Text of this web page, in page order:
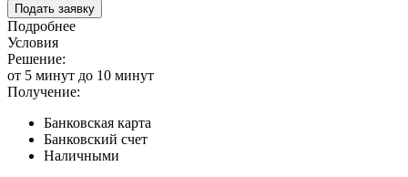
Подать заявку
Подробнее
Условия
Решение:
от 5 минут до 10 минут
Получение:
Банковская карта
Банковский счет
Наличными